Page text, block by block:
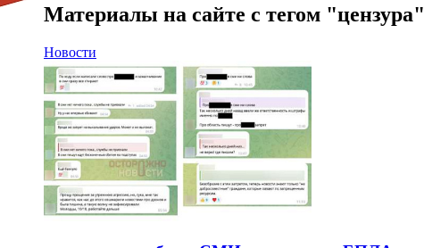
Материалы на сайте с тегом "цензура"
Новости